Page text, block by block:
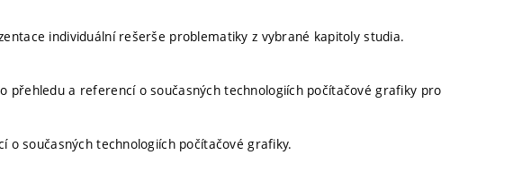
individuální rešerše problematiky z vybrané kapitoly studia.
přehledu a referencí o současných technologiích počítačové grafiky pro
o současných technologiích počítačové grafiky.